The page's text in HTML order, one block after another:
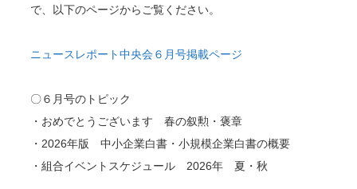
で、以下のページからご覧ください。
ニュースレポート中央会６月号掲載ページ
〇６月号のトピック
・おめでとうございます 春の叙勲・褒章
・2026年版 中小企業白書・小規模企業白書の概要
・組合イベントスケジュール 2026年 夏・秋